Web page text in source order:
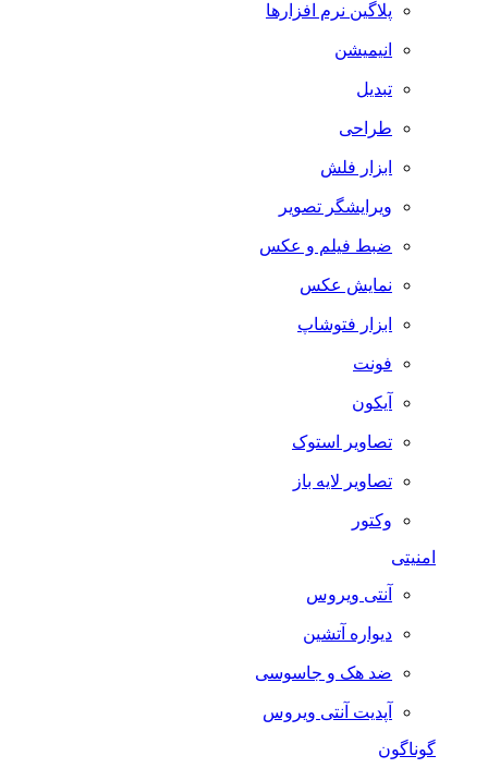
پلاگین نرم افزارها
انیمیشن
تبدیل
طراحی
ابزار فلش
ویرایشگر تصویر
ضبط فيلم و عكس
نمایش عکس
ابزار فتوشاپ
فونت
آیکون
تصاویر استوک
تصاویر لایه باز
وکتور
امنیتی
آنتی ویروس
دیواره آتشین
ضد هک و جاسوسی
آپدیت آنتی ویروس
گوناگون